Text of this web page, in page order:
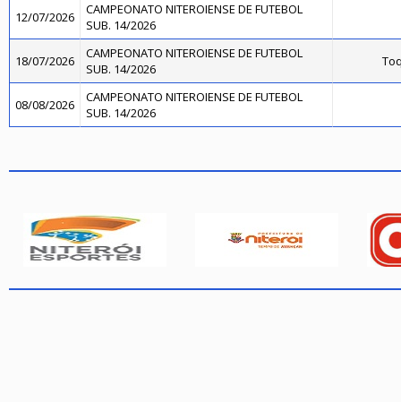
12/07/2026
CAMPEONATO NITEROIENSE DE FUTEBOL
SUB. 14/2026
18/07/2026
CAMPEONATO NITEROIENSE DE FUTEBOL
SUB. 14/2026
08/08/2026
CAMPEONATO NITEROIENSE DE FUTEBOL
SUB. 14/2026